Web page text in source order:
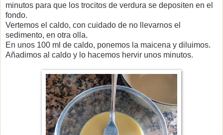
minutos para que los trocitos de verdura se depositen en el
fondo.
Vertemos el caldo, con cuidado de no llevarnos el
sedimento, en otra olla.
En unos 100 ml de caldo, ponemos la maicena y diluimos.
Añadimos al caldo y lo hacemos hervir unos minutos.